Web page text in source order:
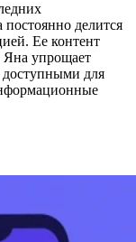
делится
Ее контент
Яна упрощает
для